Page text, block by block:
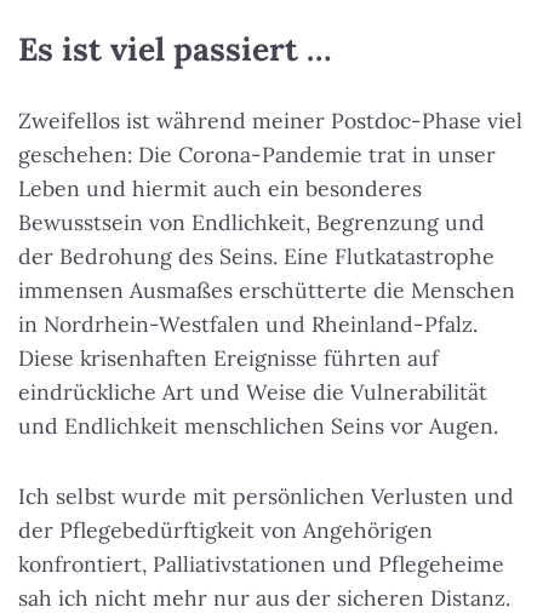
Es ist viel passiert …
Zweifellos ist während meiner Postdoc-Phase viel
geschehen: Die Corona-Pandemie trat in unser
Leben und hiermit auch ein besonderes
Bewusstsein von Endlichkeit, Begrenzung und
der Bedrohung des Seins. Eine Flutkatastrophe
immensen Ausmaßes erschütterte die Menschen
in Nordrhein-Westfalen und Rheinland-Pfalz.
Diese krisenhaften Ereignisse führten auf
eindrückliche Art und Weise die Vulnerabilität
und Endlichkeit menschlichen Seins vor Augen.
Ich selbst wurde mit persönlichen Verlusten und
der Pflegebedürftigkeit von Angehörigen
konfrontiert, Palliativstationen und Pflegeheime
sah ich nicht mehr nur aus der sicheren Distanz.